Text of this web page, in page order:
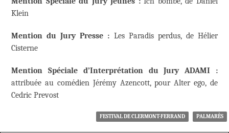
Klein
Mention du Jury Presse : Les Paradis perdus, de Hélier
Cisterne
Mention Spéciale d’Interprétation du Jury ADAMI :
attribuée au comédien Jérémy Azencott, pour Alter ego, de
Cedric Prevost
FESTIVAL DE CLERMONT-FERRAND PALMARÈS